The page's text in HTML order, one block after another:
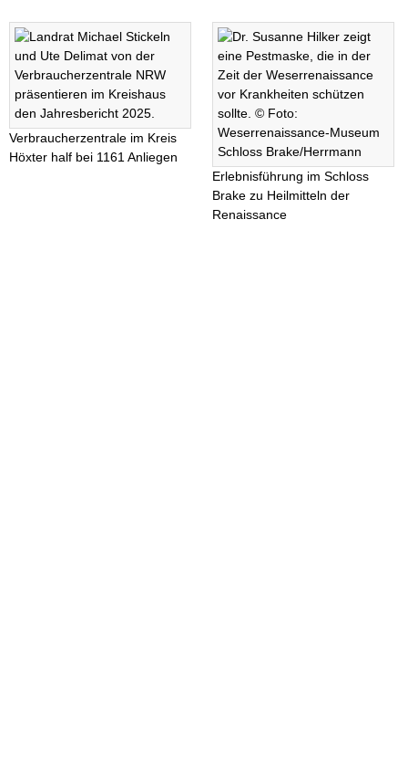
Verbraucherzentrale im Kreis
Höxter half bei 1161 Anliegen
Erlebnisführung im Schloss
Brake zu Heilmitteln der
Renaissance